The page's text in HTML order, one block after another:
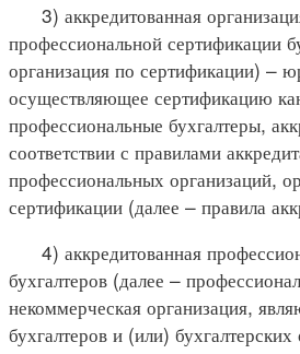
3) аккредитованная
профессиональной сертификации
организация по сертификации) –
осуществляющее сертификацию
профессиональные бухгалтеры,
соответствии с правилами
профессиональных организаций,
сертификации (далее – правила
4) аккредитованная
бухгалтеров (далее –
некоммерческая организация,
бухгалтеров и (или)